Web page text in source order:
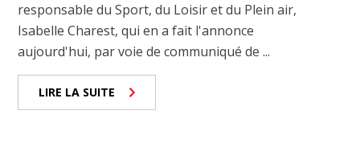
responsable du Sport, du Loisir et du Plein air,
Isabelle Charest, qui en a fait l'annonce
aujourd'hui, par voie de communiqué de ...
LIRE LA SUITE